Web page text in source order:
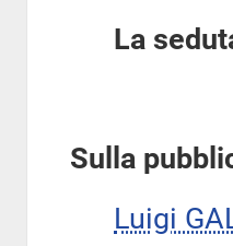
La
Sulla
Luigi